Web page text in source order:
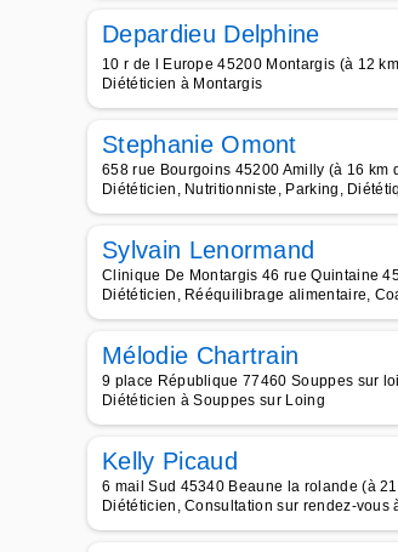
Depardieu Delphine
10 r de l Europe 45200 Montargis (à 12
Diététicien à Montargis
Stephanie Omont
658 rue Bourgoins 45200 Amilly (à 16 km
Diététicien, Nutritionniste, Parking,
Sylvain Lenormand
Clinique De Montargis 46 rue Quintaine
Diététicien, Rééquilibrage alimentaire,
Mélodie Chartrain
9 place République 77460 Souppes sur
Diététicien à Souppes sur Loing
Kelly Picaud
6 mail Sud 45340 Beaune la rolande (à
Diététicien, Consultation sur rendez-vous